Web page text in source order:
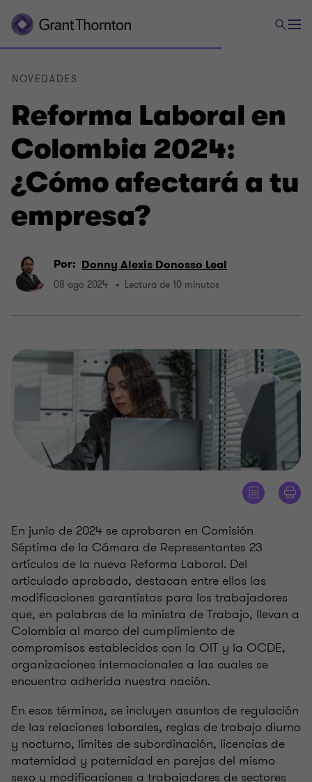
Reforma Laboral en
Colombia 2024:
¿Cómo afectará a tu
empresa?
NOVEDADES
Por: Donny Alexis Donosso Leal
08 ago 2024 Lectura de 10 minutos
En junio de 2024 se aprobaron en Comisión
Séptima de la Cámara de Representantes 23
artículos de la nueva Reforma Laboral. Del
articulado aprobado, destacan entre ellos las
modificaciones garantistas para los trabajadores
que, en palabras de la ministra de Trabajo, llevan a
Colombia al marco del cumplimiento de
compromisos establecidos con la OIT y la OCDE,
organizaciones internacionales a las cuales se
encuentra adherida nuestra nación.
En esos términos, se incluyen asuntos de regulación
de las relaciones laborales, reglas de trabajo diurno
y nocturno, límites de subordinación, licencias de
maternidad y paternidad en parejas del mismo
sexo y modificaciones a trabajadores de sectores